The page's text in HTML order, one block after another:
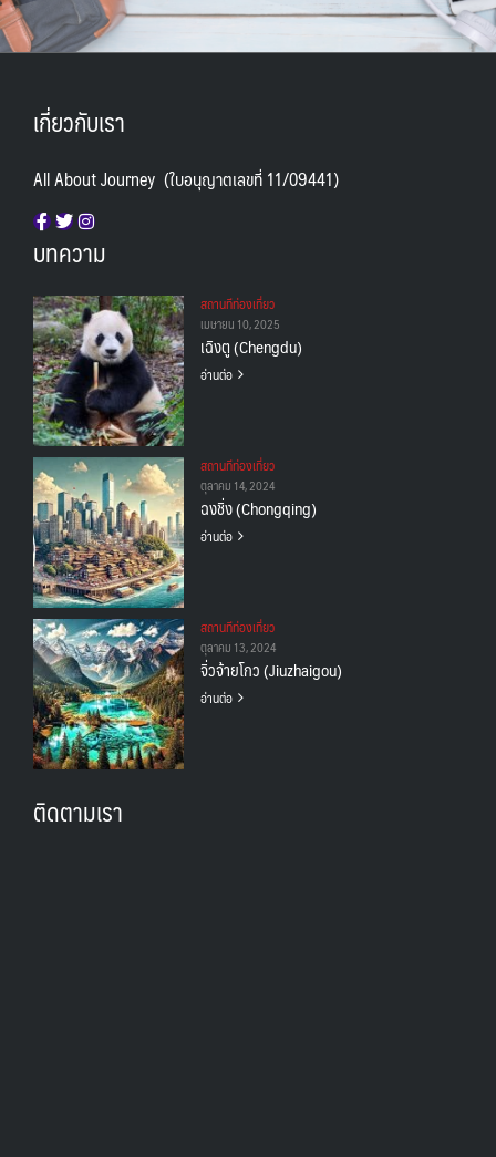
เกี่ยวกับเรา
All About Journey (ใบอนุญาตเลขที่ 11/09441)
บทความ
สถานทีท่องเที่ยว
เมษายน 10, 2025
เฉิงตู (Chengdu)
อ่านต่อ
สถานทีท่องเที่ยว
ตุลาคม 14, 2024
ฉงชิ่ง (Chongqing)
อ่านต่อ
สถานทีท่องเที่ยว
ตุลาคม 13, 2024
จิ่วจ้ายโกว (Jiuzhaigou)
อ่านต่อ
ติดตามเรา